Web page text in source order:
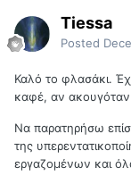
Tiessa
Posted
Καλό το φλασάκι.
καφέ, αν
Να παρατηρήσω
της
εργαζομένων και